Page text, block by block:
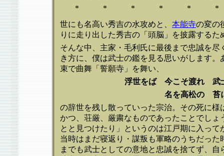
* * * * *
世にも名高い秀吉の水攻めと、 本能寺の変の
りに走り出した秀吉の「頭脳」を披露する
そんな中、主家・毛利氏に最後まで忠誠を
き方に、僕は武士の鑑を見る思いがします
束で曲舞「誓願寺」を舞い、
浮世をば 今こそ渡れ 武
名を高松の 苔に
の辞世を残し散っていった宗治。その死に様
かつ、荘厳、厳粛なものであったことでしょ
とと見つけたり」というのは江戸期に入って
当時はまだ寝返り・謀叛も軍略のうちだった
までも武士としての意地と忠誠を捨てず、自